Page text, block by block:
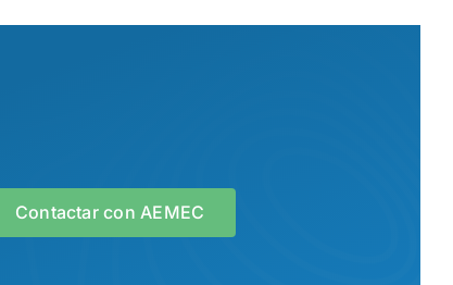
Contactar con AEMEC